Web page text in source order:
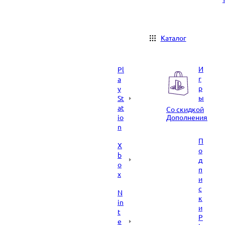
Каталог
Pl
a
y
St
at
io
n
X
b
o
x
N
in
t
e
И
г
р
ы
Со скидкой
Дополнения
П
о
д
п
и
с
к
и
P